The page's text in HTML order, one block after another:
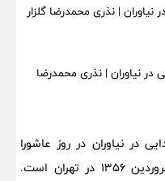
| نذری محمدرضا گلزار
در نیاوران در روز عاشورا